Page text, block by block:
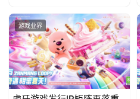
游戏业界